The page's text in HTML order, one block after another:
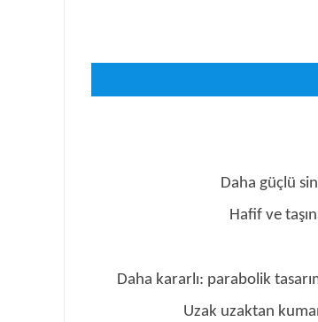
Daha güçlü
Hafif ve
Daha kararlı: parabolik
Uzak uzaktan